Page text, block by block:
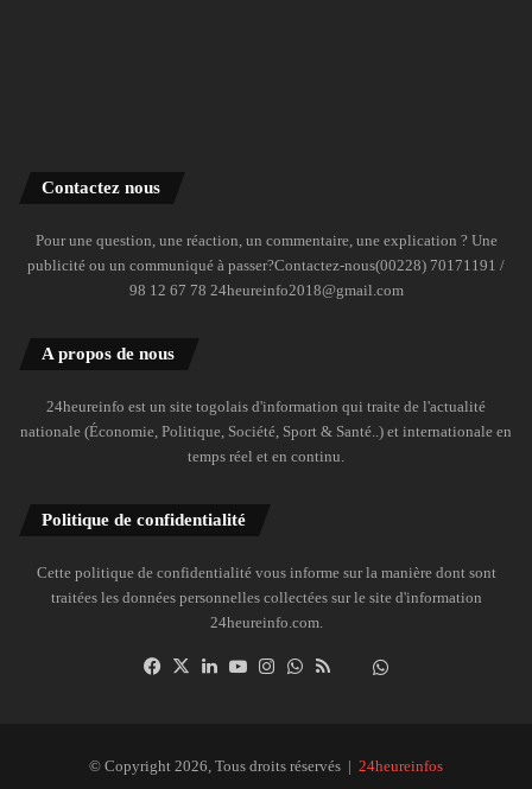
Contactez nous
Pour une question, une réaction, un commentaire, une explication ? Une
publicité ou un communiqué à passer?Contactez-nous(00228) 70171191 /
98 12 67 78 24heureinfo2018@gmail.com
A propos de nous
24heureinfo est un site togolais d'information qui traite de l'actualité
nationale (Économie, Politique, Société, Sport & Santé..) et internationale en
temps réel et en continu.
Politique de confidentialité
Cette politique de confidentialité vous informe sur la manière dont sont
traitées les données personnelles collectées sur le site d'information
24heureinfo.com.
Facebook
X LinkedinYouTubeInstagramWhatsAppDailymotion
© Copyright 2026, Tous droits réservés | 24heureinfos